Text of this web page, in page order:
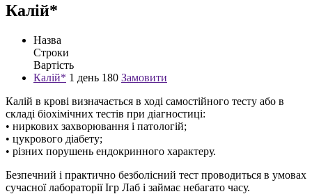
Калій*
Назва
Строки
Вартість
Калій* 1 день 180 Замовити
Калій в крові визначається в ході самостійного тесту або в
складі біохімічних тестів при діагностиці:
• ниркових захворювання і патологій;
• цукрового діабету;
• різних порушень ендокринного характеру.
Безпечний і практично безболісний тест проводиться в умовах
сучасної лабораторії Ігр Лаб і займає небагато часу.